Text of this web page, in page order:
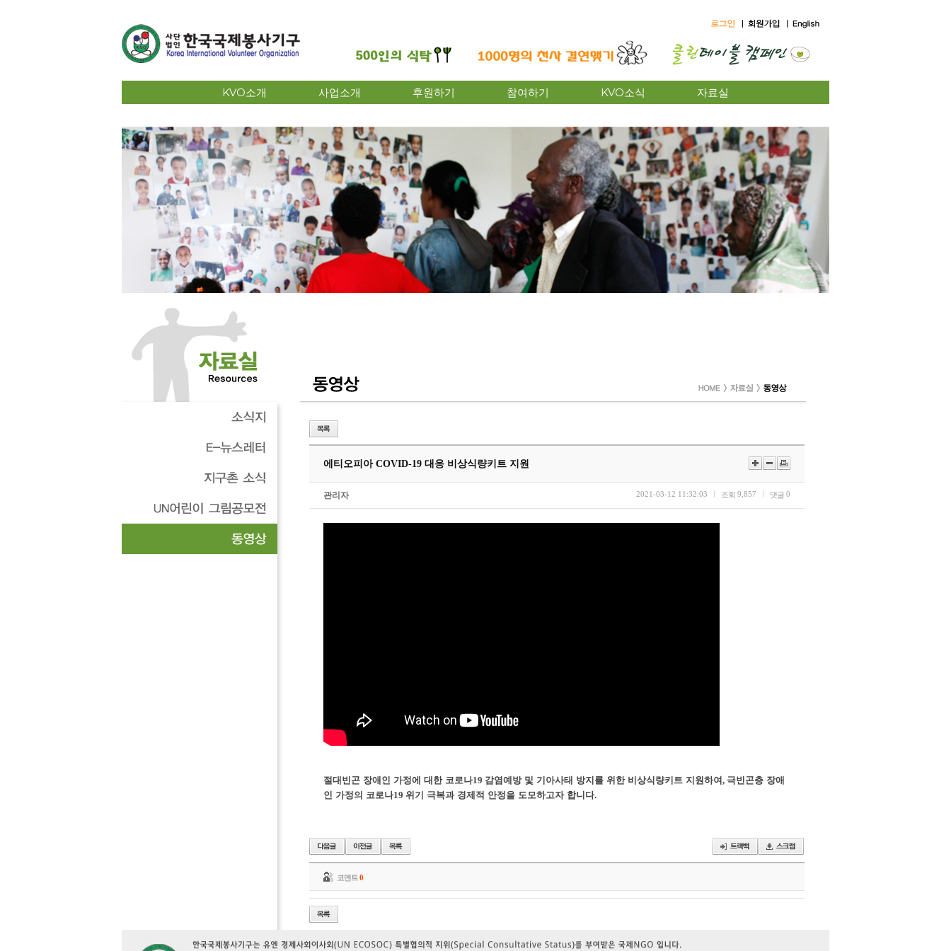
KVO소개 사업소개 후원하기 참여하기 KVO소식 자료실
에티오피아 COVID-19 대응 비상식량키트 지원
관리자 2021-03-12 11:32:03 조회 9,857 댓글 0
절대빈곤 장애인 가정에 대한 코로나19 감염예방 및 기아사태 방지를 위한 비상식량키트 지원하여 , 극빈곤층 장애
인 가정의 코로나19 위기 극복과 경제적 안정을 도모하고자 합니다.
코멘트 0